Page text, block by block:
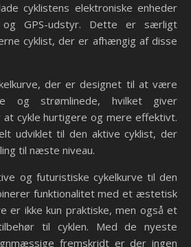
cyklistens elektroniske enheder
og GPS-udstyr. Dette er særligt
cyklist, der er afhængig af disse
der er designet til at være
og strømlinede, hvilket giver
at cykle hurtigere og mere effektivt.
udviklet til den aktive cyklist, der
til næste niveau.
og futuristiske cykelkurve til den
funktionalitet med et æstetisk
er ikke kun praktiske, men også et
til cyklen. Med de nyeste
fremskridt er der ingen